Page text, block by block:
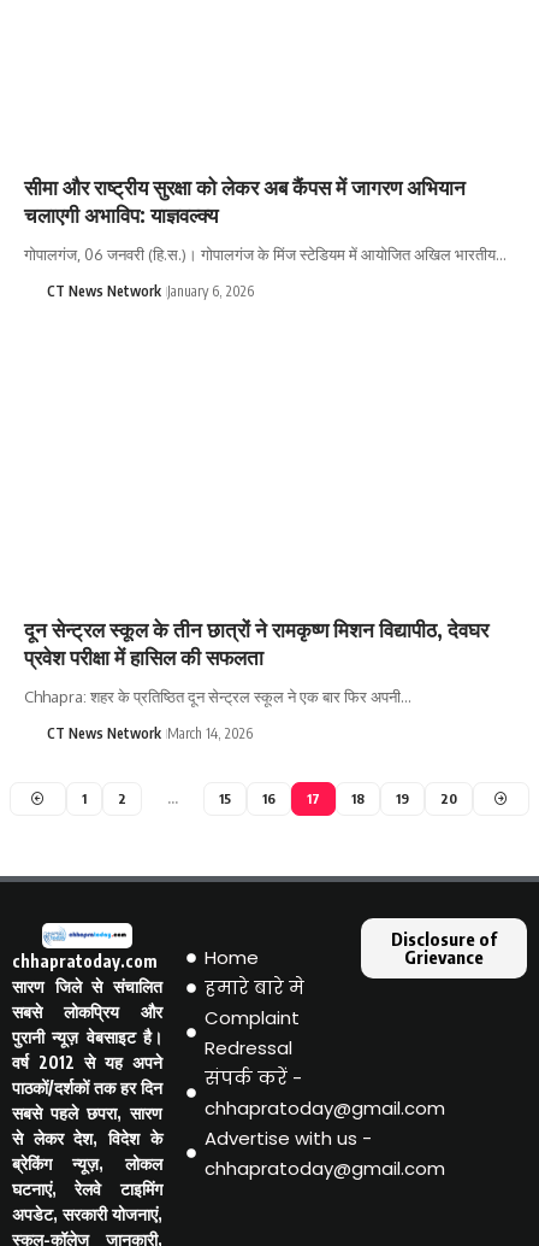
सीमा और राष्ट्रीय सुरक्षा को लेकर अब कैंपस में जागरण अभियान
चलाएगी अभाविप: याज्ञवल्क्य
गोपालगंज, 06 जनवरी (हि.स.)। गोपालगंज के मिंज स्टेडियम में आयोजित अखिल भारतीय…
CT News Network January 6, 2026
दून सेन्ट्रल स्कूल के तीन छात्रों ने रामकृष्ण मिशन विद्यापीठ, देवघर
प्रवेश परीक्षा में हासिल की सफलता
Chhapra: शहर के प्रतिष्ठित दून सेन्ट्रल स्कूल ने एक बार फिर अपनी…
CT News Network March 14, 2026
1 2 … 15 16 17 18 19 20
chhapratoday.com
सारण जिले से संचालित
सबसे लोकप्रिय और
पुरानी न्यूज़ वेबसाइट है।
वर्ष 2012 से यह अपने
पाठकों/दर्शकों तक हर दिन
सबसे पहले छपरा, सारण
से लेकर देश, विदेश के
ब्रेकिंग न्यूज़, लोकल
घटनाएं, रेलवे टाइमिंग
अपडेट, सरकारी योजनाएं,
स्कूल-कॉलेज जानकारी,
Home
हमारे बारे मे
Complaint
Redressal
संपर्क करें -
chhapratoday@gmail.com
Advertise with us -
chhapratoday@gmail.com
Disclosure of
Grievance